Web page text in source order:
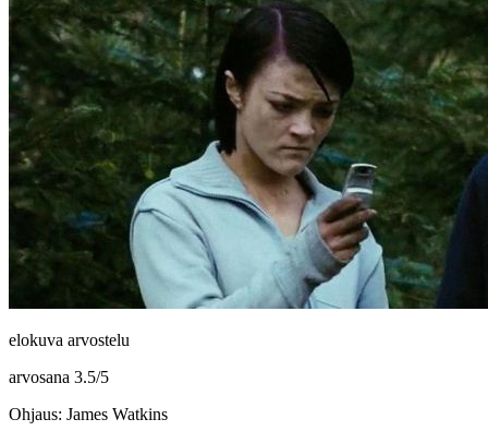
elokuva arvostelu
arvosana 3.5/5
Ohjaus: James Watkins